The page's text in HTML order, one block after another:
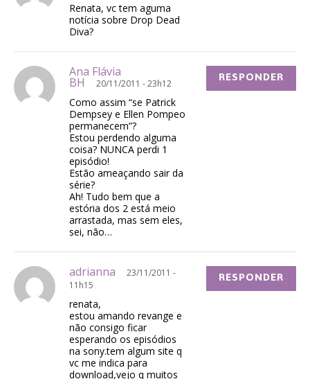
Renata, vc tem aguma
notícia sobre Drop Dead
Diva?
Ana Flávia
BH 20/11/2011 - 23h12
Como assim “se Patrick
Dempsey e Ellen Pompeo
permanecem”?
Estou perdendo alguma
coisa? NUNCA perdi 1
episódio!
Estão ameaçando sair da
série?
Ah! Tudo bem que a
estória dos 2 está meio
arrastada, mas sem eles,
sei, não…
RESPONDER
adrianna
23/11/2011 -
11h15
renata,
estou amando revange e
não consigo ficar
esperando os episódios
na sony.tem algum site q
vc me indica para
download,vejo q muitos
RESPONDER